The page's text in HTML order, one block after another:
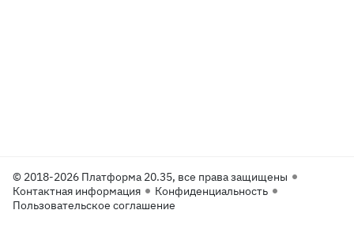
© 2018-2026 Платформа 20.35, все права защищены
Контактная информация
Конфиденциальность
Пользовательское соглашение